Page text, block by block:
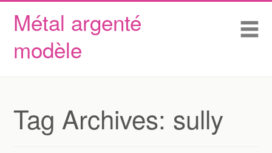
Métal argenté
modèle
Skip to content
Accueil
Conditions d’utilisation
Tag Archives: sully